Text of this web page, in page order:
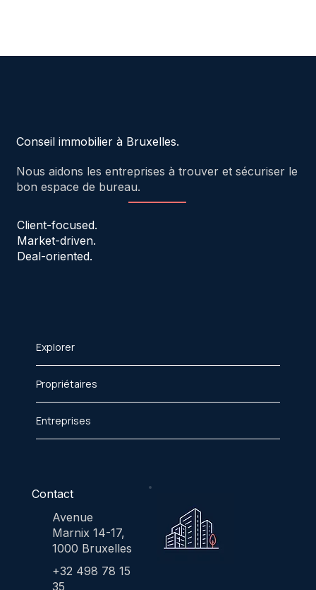
Conseil immobilier à Bruxelles.
Nous aidons les entreprises à trouver et sécuriser le
bon espace de bureau.
Client-focused.
Market-driven.
Deal-oriented.
Explorer
Propriétaires
Entreprises
Contact
Avenue
Marnix 14-17,
1000 Bruxelles
+32 498 78 15
35